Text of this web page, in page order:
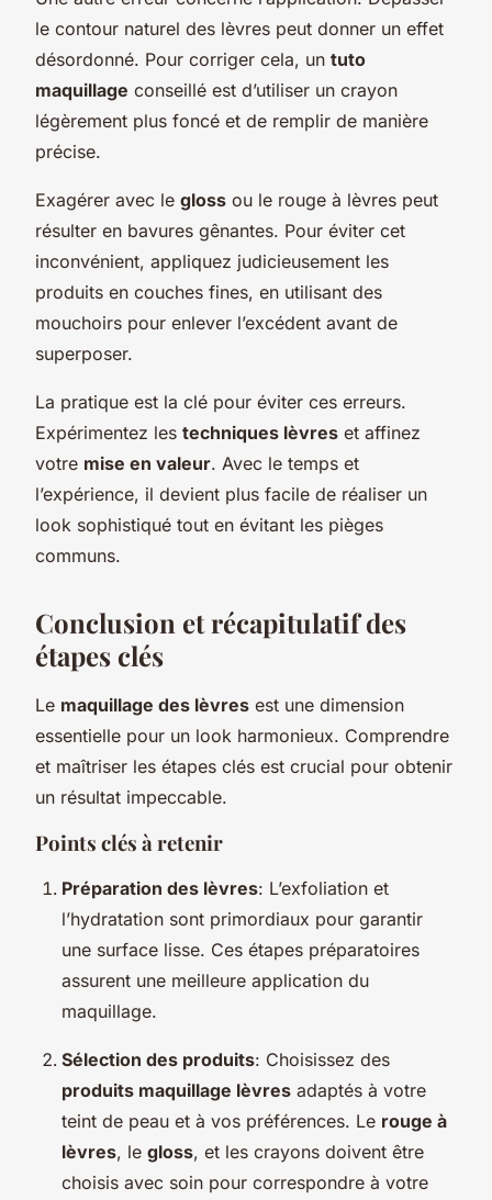
le contour naturel des lèvres peut donner un effet
désordonné. Pour corriger cela, un tuto
maquillage conseillé est d’utiliser un crayon
légèrement plus foncé et de remplir de manière
précise.
Exagérer avec le gloss ou le rouge à lèvres peut
résulter en bavures gênantes. Pour éviter cet
inconvénient, appliquez judicieusement les
produits en couches fines, en utilisant des
mouchoirs pour enlever l’excédent avant de
superposer.
La pratique est la clé pour éviter ces erreurs.
Expérimentez les techniques lèvres et affinez
votre mise en valeur. Avec le temps et
l’expérience, il devient plus facile de réaliser un
look sophistiqué tout en évitant les pièges
communs.
Conclusion et récapitulatif des
étapes clés
Le maquillage des lèvres est une dimension
essentielle pour un look harmonieux. Comprendre
et maîtriser les étapes clés est crucial pour obtenir
un résultat impeccable.
Points clés à retenir
Préparation des lèvres: L’exfoliation et
l’hydratation sont primordiaux pour garantir
une surface lisse. Ces étapes préparatoires
assurent une meilleure application du
maquillage.
Sélection des produits: Choisissez des
produits maquillage lèvres adaptés à votre
teint de peau et à vos préférences. Le rouge à
lèvres, le gloss, et les crayons doivent être
choisis avec soin pour correspondre à votre